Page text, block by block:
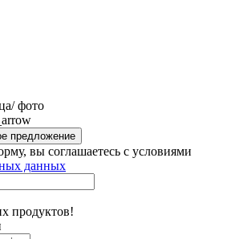
фото
вы соглашаетесь с условиями
данных
продуктов!